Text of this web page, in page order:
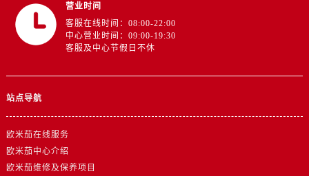
营业时间
客服在线时间：08:00-22:00
中心营业时间：09:00-19:30
客服及中心节假日不休
站点导航
欧米茄在线服务
欧米茄中心介绍
欧米茄维修及保养项目